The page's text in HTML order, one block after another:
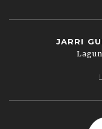
JARRI